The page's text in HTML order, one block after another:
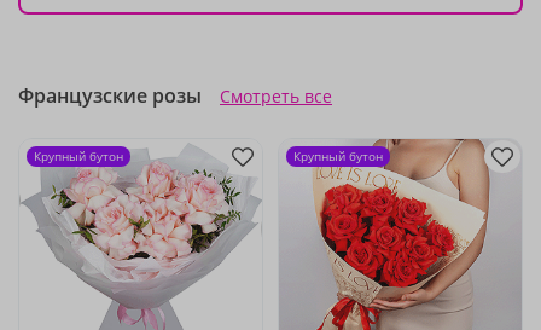
Французские розы Смотреть все
Крупный бутон Крупный бутон